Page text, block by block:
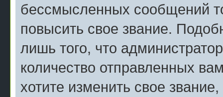
бессмысленных сообщений
повысить свое звание.
лишь того, что
количество отправленных
хотите изменить свое